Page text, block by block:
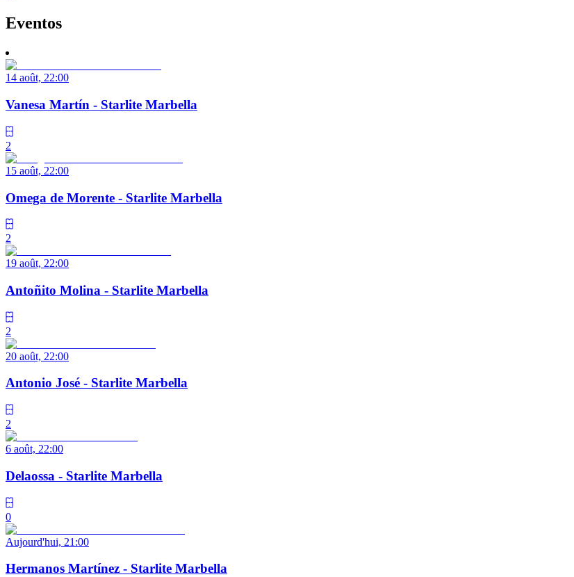
Eventos
14 août, 22:00
Vanesa Martín - Starlite Marbella
2
15 août, 22:00
Omega de Morente - Starlite Marbella
2
19 août, 22:00
Antoñito Molina - Starlite Marbella
2
20 août, 22:00
Antonio José - Starlite Marbella
2
6 août, 22:00
Delaossa - Starlite Marbella
0
Aujourd'hui, 21:00
Hermanos Martínez - Starlite Marbella